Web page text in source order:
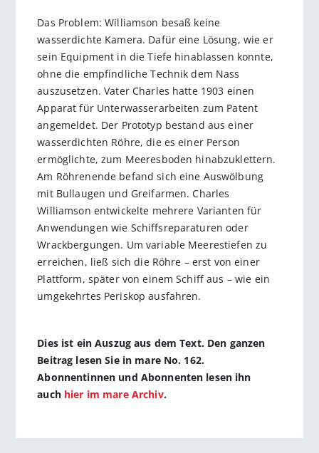
Das Problem: Williamson besaß keine
wasserdichte Kamera. Dafür eine Lösung, wie er
sein Equipment in die Tiefe hinablassen konnte,
ohne die empfindliche Technik dem Nass
auszusetzen. Vater Charles hatte 1903 einen
Apparat für Unterwasserarbeiten zum Patent
angemeldet. Der Prototyp bestand aus einer
wasserdichten Röhre, die es einer Person
ermöglichte, zum Meeres­boden hinabzuklettern.
Am Röhrenende befand sich eine Auswölbung
mit Bullaugen und Greifarmen. Charles
Williamson entwickelte mehrere Varianten für
Anwendungen wie Schiffsreparaturen oder
Wrackbergungen. Um variable Meerestiefen zu
erreichen, ließ sich die Röhre – erst von einer
Plattform, später von einem Schiff aus – wie ein
umgekehrtes Periskop ausfahren.
Dies ist ein Auszug aus dem Text. Den ganzen
Beitrag lesen Sie in mare No. 162.
Abonnentinnen und Abonnenten lesen ihn
auch hier im mare Archiv.